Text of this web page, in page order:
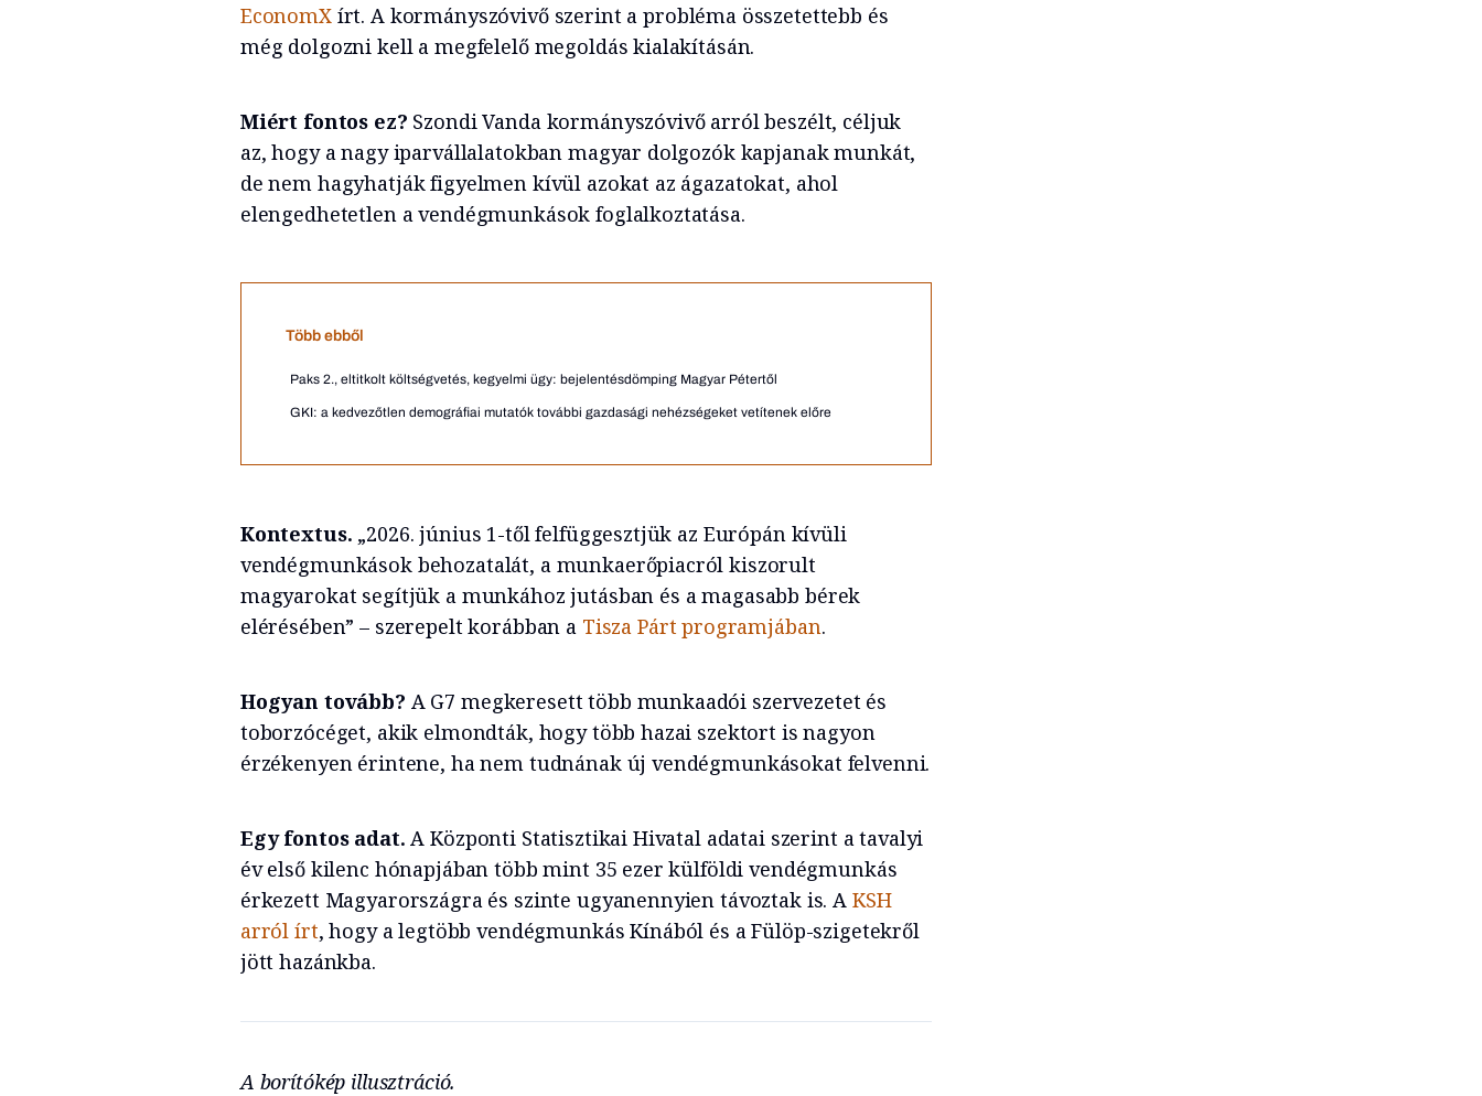
EconomXírt. A kormányszóvivő szerint a probléma összetettebb és
még dolgozni kell a megfelelő megoldás kialakításán.
Miért fontos ez? Szondi Vanda kormányszóvivő arról beszélt, céljuk
az, hogy a nagy iparvállalatokban magyar dolgozók kapjanak munkát,
de nem hagyhatják figyelmen kívül azokat az ágazatokat, ahol
elengedhetetlen a vendégmunkások foglalkoztatása.
Több ebből
Paks 2., eltitkolt költségvetés, kegyelmi ügy: bejelentésdömping Magyar Pétertől
GKI: a kedvezőtlen demográfiai mutatók további gazdasági nehézségeket vetítenek előre
Kontextus. „2026. június 1-től felfüggesztjük az Európán kívüli
vendégmunkások behozatalát, a munkaerőpiacról kiszorult
magyarokat segítjük a munkához jutásban és a magasabb bérek
elérésében” – szerepelt korábban a Tisza Párt programjában.
Hogyan tovább? A G7 megkeresett több munkaadói szervezetet és
toborzócéget, akik elmondták, hogy több hazai szektort is nagyon
érzékenyen érintene, ha nem tudnának új vendégmunkásokat felvenni.
Egy fontos adat. A Központi Statisztikai Hivatal adatai szerint a tavalyi
év első kilenc hónapjában több mint 35 ezer külföldi vendégmunkás
érkezett Magyarországra és szinte ugyanennyien távoztak is. A KSH
arról írt, hogy a legtöbb vendégmunkás Kínából és a Fülöp-szigetekről
jött hazánkba.
A borítókép illusztráció.